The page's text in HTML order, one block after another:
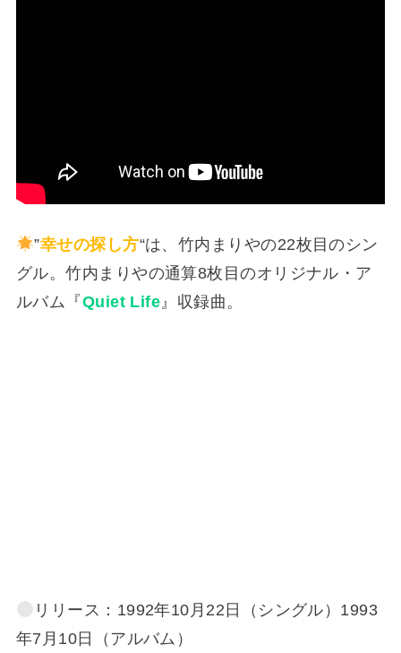
”幸せの探し方“は、竹内まりやの22枚目のシン
グル。竹内まりやの通算8枚目のオリジナル・ア
ルバム『Quiet Life 』収録曲。
リリース：1992年10月22日（シングル）1993
年7月10日（アルバム）